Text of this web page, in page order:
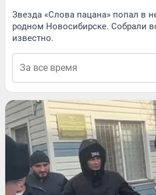
Звезда «Слова пацана» попал в
родном Новосибирске. Собрали
известно.